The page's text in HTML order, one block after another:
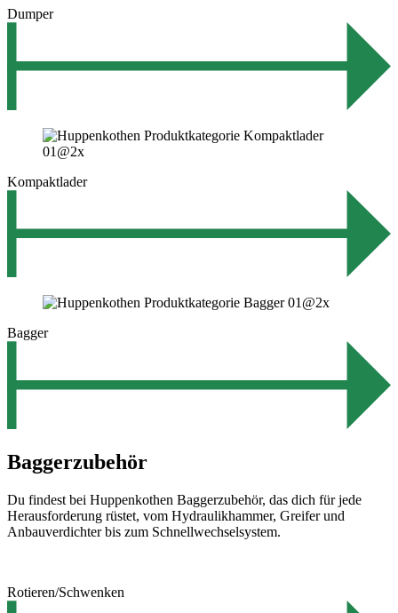
Dumper
Kompaktlader
Bagger
Baggerzubehör
Du findest bei Huppenkothen Baggerzubehör, das dich für jede
Herausforderung rüstet, vom Hydraulikhammer, Greifer und
Anbauverdichter bis zum Schnellwechselsystem.
Rotieren/Schwenken